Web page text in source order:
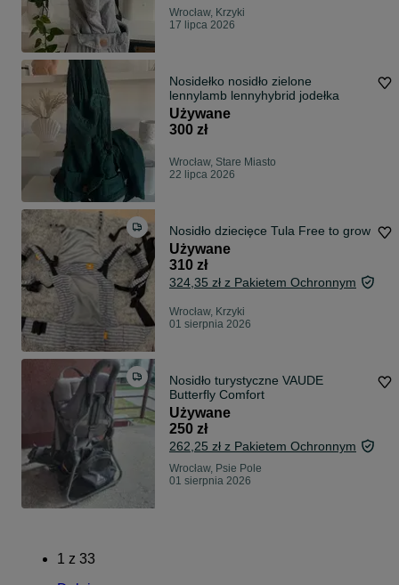
Wrocław, Krzyki
17 lipca 2026
Nosidełko nosidło zielone
lennylamb lennyhybrid jodełka
Używane
300 zł
Wrocław, Stare Miasto
22 lipca 2026
Nosidło dziecięce Tula Free to grow
Używane
310 zł
324,35 zł z Pakietem Ochronnym
Wrocław, Krzyki
01 sierpnia 2026
Nosidło turystyczne VAUDE
Butterfly Comfort
Używane
250 zł
262,25 zł z Pakietem Ochronnym
Wrocław, Psie Pole
01 sierpnia 2026
1 z 33